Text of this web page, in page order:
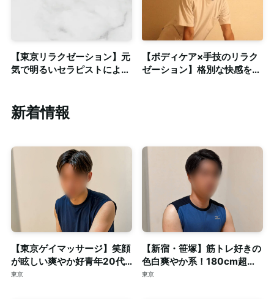
【東京リラクゼーション】元
気で明るいセラピストによる
【ボディケア×手技のリラク
ゼーション】格別な快感をお
新着情報
【東京ゲイマッサージ】笑顔
が眩しい爽やか好青年20代
スマート体型セラピスト◎清
東京
【新宿・笹塚】筋トレ好きの
色白爽やか系！180cm超え
の長身・がっちり体型セラピ
東京